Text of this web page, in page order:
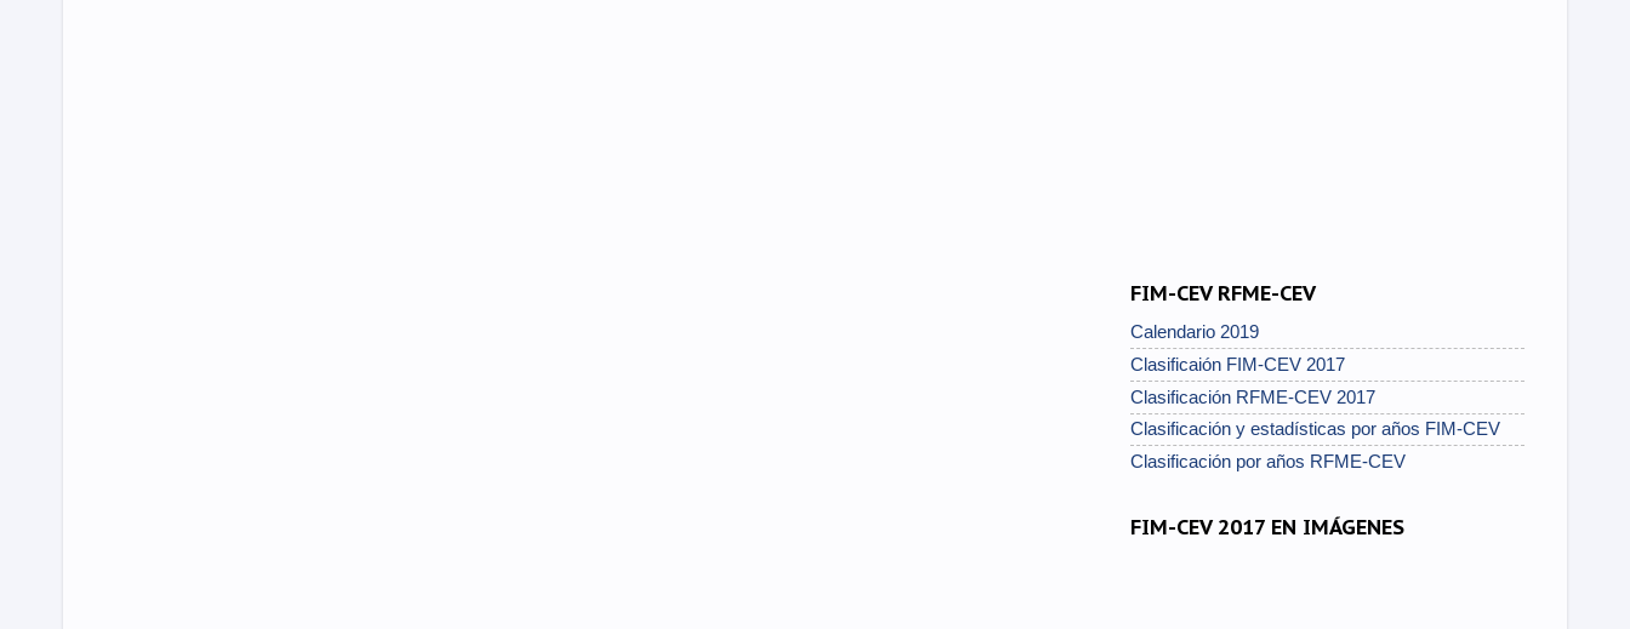
FIM-CEV RFME-CEV
Calendario 2019
Clasificaión FIM-CEV 2017
Clasificación RFME-CEV 2017
Clasificación y estadísticas por años FIM-CEV
Clasificación por años RFME-CEV
FIM-CEV 2017 EN IMÁGENES